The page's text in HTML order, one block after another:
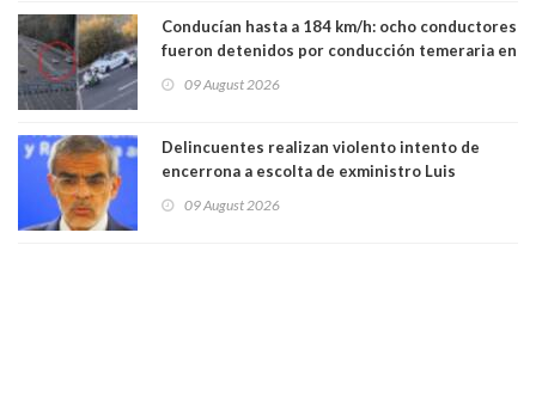
Conducían hasta a 184 km/h: ocho conductores
fueron detenidos por conducción temeraria en
09 August 2026
Delincuentes realizan violento intento de
encerrona a escolta de exministro Luis
Lo Espejo
09 August 2026